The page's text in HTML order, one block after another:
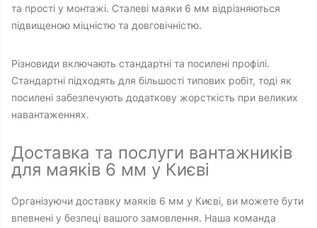
та прості у монтажі. Сталеві маяки 6 мм відрізняються
підвищеною міцністю та довговічністю.
Різновиди включають стандартні та посилені профілі.
Стандартні підходять для більшості типових робіт, тоді як
посилені забезпечують додаткову жорсткість при великих
навантаженнях.
Доставка та послуги вантажників
для маяків 6 мм у Києві
Організуючи доставку маяків 6 мм у Києві, ви можете бути
впевнені у безпеці вашого замовлення. Наша команда